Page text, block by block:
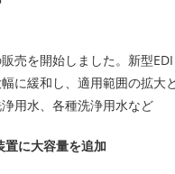
売を開始しました。新型
緩和し、適用範囲の拡大
用水、各種洗浄用水など
置に大容量を追加